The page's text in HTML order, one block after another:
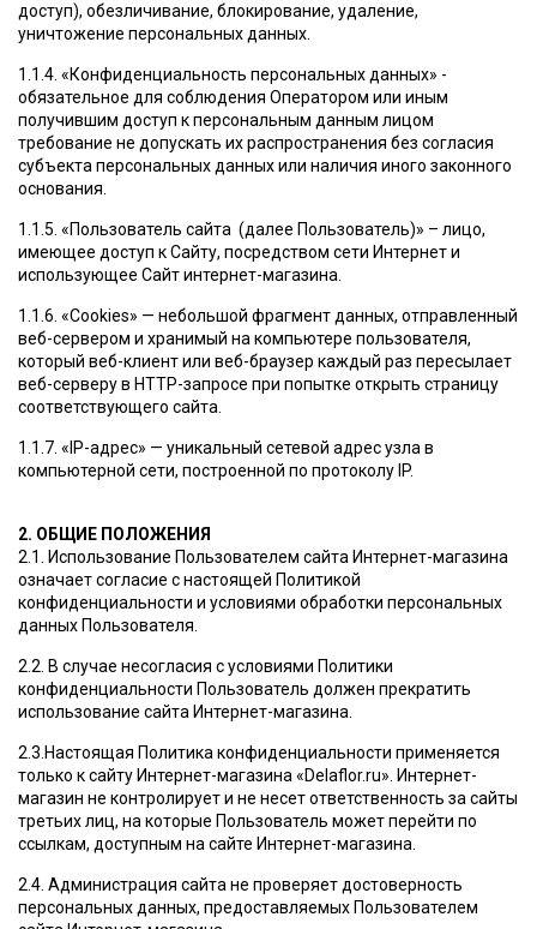
доступ), обезличивание, блокирование, удаление,
уничтожение персональных данных.
1.1.4. «Конфиденциальность персональных данных» -
обязательное для соблюдения Оператором или иным
получившим доступ к персональным данным лицом
требование не допускать их распространения без согласия
субъекта персональных данных или наличия иного законного
основания.
1.1.5. «Пользователь сайта (далее Пользователь)» – лицо,
имеющее доступ к Сайту, посредством сети Интернет и
использующее Сайт интернет-магазина.
1.1.6. «Cookies» — небольшой фрагмент данных, отправленный
веб-сервером и хранимый на компьютере пользователя,
который веб-клиент или веб-браузер каждый раз пересылает
веб-серверу в HTTP-запросе при попытке открыть страницу
соответствующего сайта.
1.1.7. «IP-адрес» — уникальный сетевой адрес узла в
компьютерной сети, построенной по протоколу IP.
2. ОБЩИЕ ПОЛОЖЕНИЯ
2.1. Использование Пользователем сайта Интернет-магазина
означает согласие с настоящей Политикой
конфиденциальности и условиями обработки персональных
данных Пользователя.
2.2. В случае несогласия с условиями Политики
конфиденциальности Пользователь должен прекратить
использование сайта Интернет-магазина.
2.3.Настоящая Политика конфиденциальности применяется
только к сайту Интернет-магазина «Delaflor.ru». Интернет-
магазин не контролирует и не несет ответственность за сайты
третьих лиц, на которые Пользователь может перейти по
ссылкам, доступным на сайте Интернет-магазина.
2.4. Администрация сайта не проверяет достоверность
персональных данных, предоставляемых Пользователем